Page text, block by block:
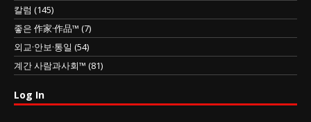
칼럼 (145)
좋은 作家·作品™ (7)
외교·안보·통일 (54)
계간 사람과사회™ (81)
Log In